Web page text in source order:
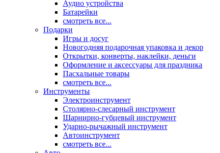
Аудио устройства
Батарейки
смотреть все...
Подарки
Игры и досуг
Новогодняя подарочная упаковка и декор
Открытки, конверты, наклейки, деньги
Оформление и аксессуары для праздника
Пасхальные товары
смотреть все...
Инструменты
Электроинструмент
Столярно-слесарный инструмент
Шарнирно-губцевый инструмент
Ударно-рычажный инструмент
Автоинструмент
смотреть все...